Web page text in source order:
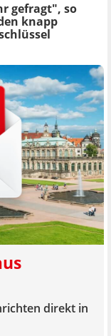
gefragt", so
knapp
direkt in